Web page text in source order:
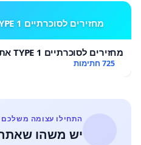
מחזירים לסוכרתיים TYPE 1 את האינסולין המהיר!
מחזירים לסוכרתיים TYPE 1 את האינסולין המהיר!
725 חתימות
התחילו עצומה משלכם
יש משהו